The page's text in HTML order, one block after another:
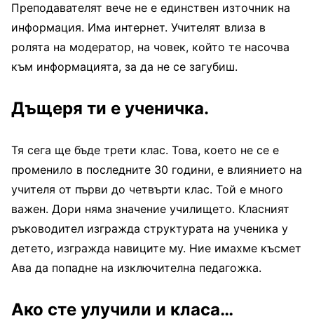
Преподавателят вече не е единствен източник на
информация. Има интернет. Учителят влиза в
ролята на модератор, на човек, който те насочва
към информацията, за да не се загубиш.
Дъщеря ти е ученичка.
Тя сега ще бъде трети клас. Това, което не се е
променило в последните 30 години, е влиянието на
учителя от първи до четвърти клас. Той е много
важен. Дори няма значение училището. Класният
ръководител изгражда структурата на ученика у
детето, изгражда навиците му. Ние имахме късмет
Ава да попадне на изключителна педагожка.
Ако сте улучили и класа…